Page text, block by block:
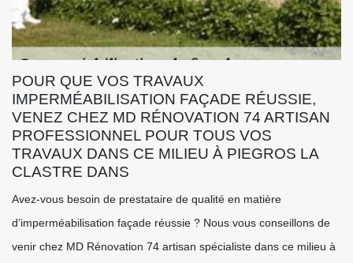
POUR QUE VOS TRAVAUX
IMPERMÉABILISATION FAÇADE RÉUSSIE,
VENEZ CHEZ MD RÉNOVATION 74 ARTISAN
PROFESSIONNEL POUR TOUS VOS
TRAVAUX DANS CE MILIEU À PIEGROS LA
CLASTRE DANS
Avez-vous besoin de prestataire de qualité en matière
d’imperméabilisation façade réussie ? Nous vous conseillons de
venir chez MD Rénovation 74 artisan spécialiste dans ce milieu à